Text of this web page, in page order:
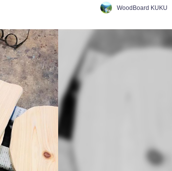
WoodBoard KUKU